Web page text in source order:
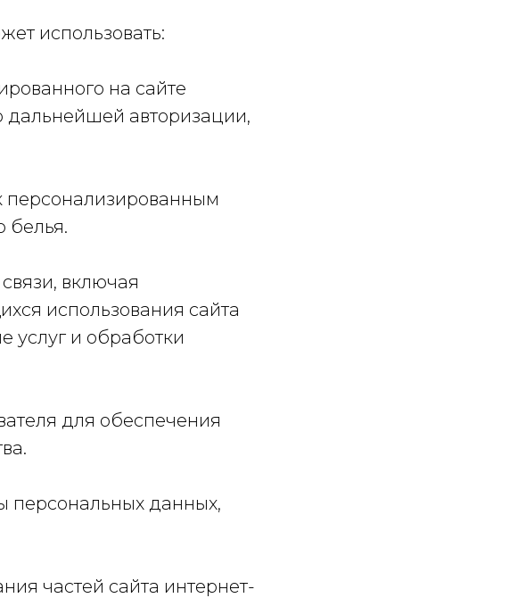
использовать:
на сайте
дальнейшей авторизации,
персонализированным
белья.
включая
использования сайта
услуг и обработки
для обеспечения
персональных данных,
частей сайта интернет-